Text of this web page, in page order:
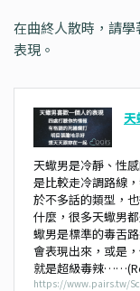
在曲終人散時，請
表現。
天
天蠍男是冷靜、性
是比較走冷調路線
於不多話的類型，
什麼，很多天蠍男
蠍男是標準的毒舌
會表現出來，或是
就是超級毒辣
https://www.pairs.tw/